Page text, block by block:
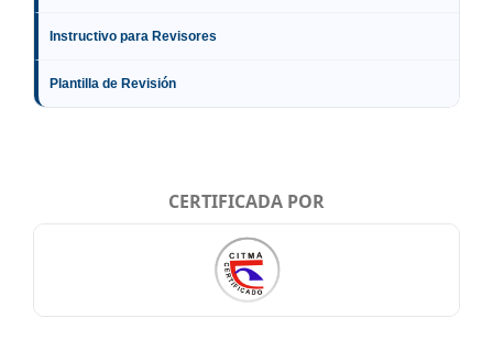
Instructivo para Revisores
Plantilla de Revisión
CERTIFICADA POR